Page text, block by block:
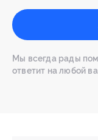
Мы всегда рады
ответит на любой